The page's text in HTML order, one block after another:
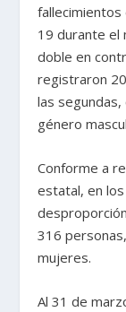
fallecimientos
19 durante el
doble en
registraron
las
género
Conforme a
estatal, en
316
mujeres.
Al 31 de